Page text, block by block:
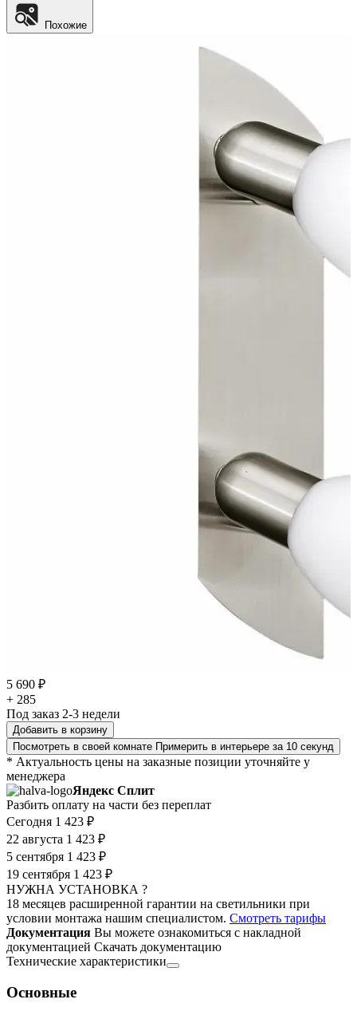
Похожие
5 690 ₽
+ 285
Под заказ 2-3 недели
Добавить в корзину
Посмотреть в своей комнате Примерить в интерьере за 10 секунд
* Актуальность цены на заказные позиции уточняйте у
менеджера
Яндекс Сплит
Разбить оплату на части без переплат
Сегодня 1 423 ₽
22 августа 1 423 ₽
5 сентября 1 423 ₽
19 сентября 1 423 ₽
НУЖНА УСТАНОВКА ?
18 месяцев расширенной гарантии на светильники при
условии монтажа нашим специалистом. Смотреть тарифы
Документация Вы можете ознакомиться с накладной
документацией Скачать документацию
Технические характеристики
Основные